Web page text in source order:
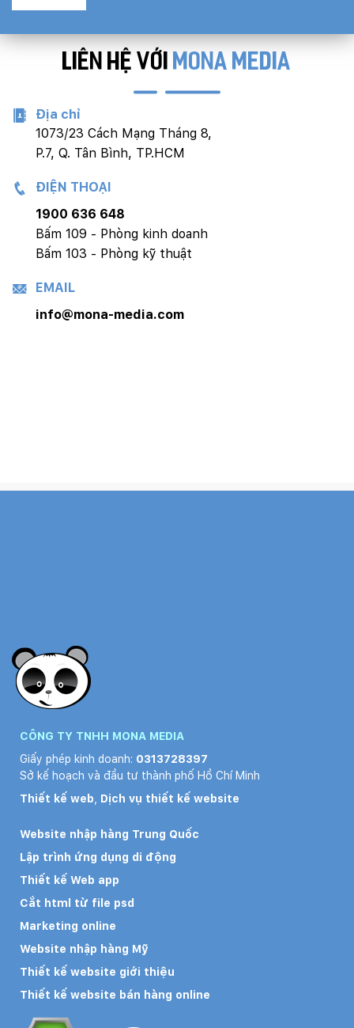
LIÊN HỆ VỚI MONA MEDIA
Địa chỉ
1073/23 Cách Mạng Tháng 8,
P.7, Q. Tân Bình, TP.HCM
ĐIỆN THOẠI
1900 636 648
Bấm 109 - Phòng kinh doanh
Bấm 103 - Phòng kỹ thuật
EMAIL
info@mona-media.com
CÔNG TY TNHH MONA MEDIA
Giấy phép kinh doanh: 0313728397
Sở kế hoạch và đầu tư thành phố Hồ Chí Minh
Thiết kế web
Dịch vụ thiết kế website
Website nhập hàng Trung Quốc
Lập trình ứng dụng di động
Thiết kế Web app
Cắt html từ file psd
Marketing online
Website nhập hàng Mỹ
Thiết kế website giới thiệu
Thiết kế website bán hàng online